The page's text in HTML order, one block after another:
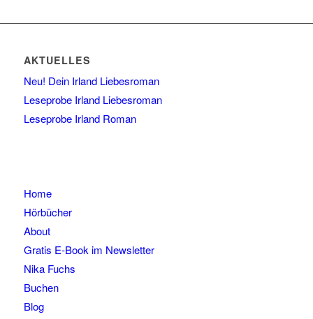
AKTUELLES
Neu! Dein Irland Liebesroman
Leseprobe Irland Liebesroman
Leseprobe Irland Roman
Home
Hörbücher
About
Gratis E-Book im Newsletter
Nika Fuchs
Buchen
Blog